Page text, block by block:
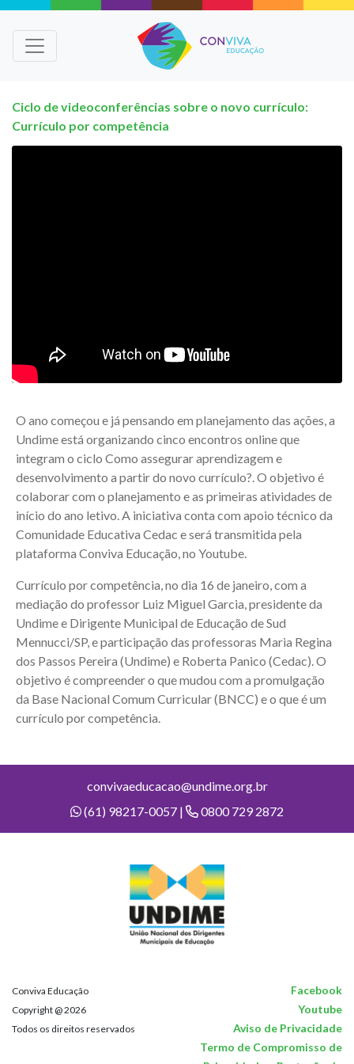
Ciclo de videoconferências sobre o novo currículo:
Currículo por competência
O ano começou e já pensando em planejamento das ações, a
Undime está organizando cinco encontros online que
integram o ciclo Como assegurar aprendizagem e
desenvolvimento a partir do novo currículo?. O objetivo é
colaborar com o planejamento e as primeiras atividades de
início do ano letivo. A iniciativa conta com apoio técnico da
Comunidade Educativa Cedac e será transmitida pela
plataforma Conviva Educação, no Youtube.
Currículo por competência, no dia 16 de janeiro, com a
mediação do professor Luiz Miguel Garcia, presidente da
Undime e Dirigente Municipal de Educação de Sud
Mennucci/SP, e participação das professoras Maria Regina
dos Passos Pereira (Undime) e Roberta Panico (Cedac). O
objetivo é compreender o que mudou com a promulgação
da Base Nacional Comum Curricular (BNCC) e o que é um
currículo por competência.
convivaeducacao@undime.org.br
(61) 98217-0057 |
0800 729 2872
Conviva Educação Facebook
Copyright @ 2026 Youtube
Todos os direitos reservados
Aviso de Privacidade
Termo de Compromisso de